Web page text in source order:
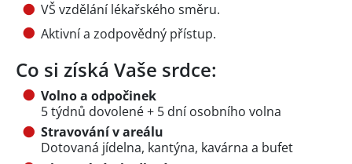
VŠ vzdělání lékařského směru.
Aktivní a zodpovědný přístup.
Co si získá Vaše srdce:
Volno a odpočinek
5 týdnů dovolené + 5 dní osobního volna
Stravování v areálu
Dotovaná jídelna, kantýna, kavárna a bufet